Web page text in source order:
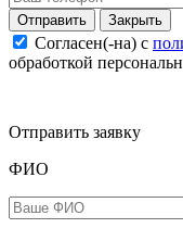
Закрыть
Согласен(-на) c
обработкой
Отправить заявку
ФИО